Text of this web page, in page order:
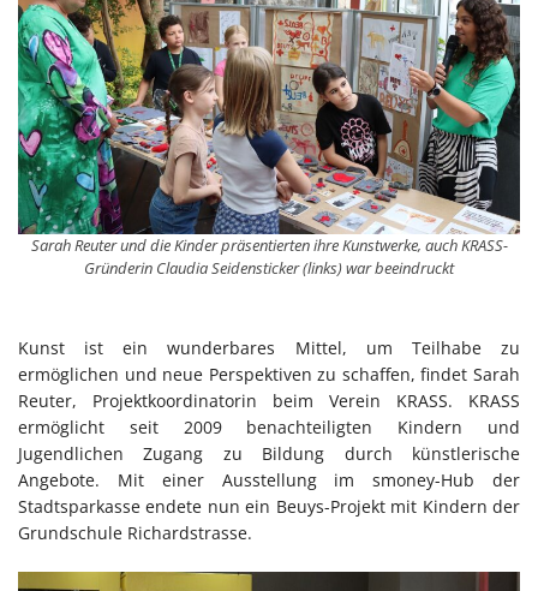
Sarah Reuter und die Kinder präsentierten ihre Kunstwerke, auch KRASS-
Gründerin Claudia Seidensticker (links) war beeindruckt
Kunst ist ein wunderbares Mittel, um Teilhabe zu
ermöglichen und neue Perspektiven zu schaffen, findet Sarah
Reuter, Projektkoordinatorin beim Verein KRASS. KRASS
ermöglicht seit 2009 benachteiligten Kindern und
Jugendlichen Zugang zu Bildung durch künstlerische
Angebote. Mit einer Ausstellung im smoney-Hub der
Stadtsparkasse endete nun ein Beuys-Projekt mit Kindern der
Grundschule Richardstrasse.